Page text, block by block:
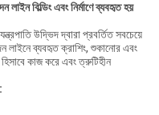
বিল্ডিং এবং নির্মাণে ব্যবহৃত হয়
উদ্ভিদ দ্বারা প্রবর্তিত সবচেয়ে
লাইনে ব্যবহৃত ক্রাশিং, শুকানোর এবং
হিসাবে কাজ করে এবং ত্রুটিহীন